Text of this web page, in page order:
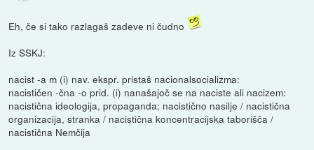
Eh, če si tako razlagaš zadeve ni čudno
Iz SSKJ:
nacist -a m (i) nav. ekspr. pristaš nacionalsocializma:
nacističen -čna -o prid. (i) nanašajoč se na naciste ali nacizem:
nacistična ideologija, propaganda; nacistično nasilje / nacistična
organizacija, stranka / nacistična koncentracijska taborišča /
nacistična Nemčija